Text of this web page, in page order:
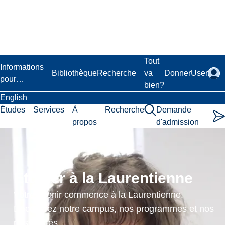
Informations
pour…
BibliothèqueRecherche
Tout
va
bien?
DonnerUser
English
Études
Services
À
propos
Recherche
Demande
d'admission
Étudier à la Laurentienne
Votre avenir commence à la Laurentienne.
Découvrez notre campus, nos programmes et nos
possibilités.
Industry
Consulting
Projects